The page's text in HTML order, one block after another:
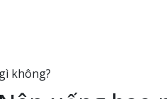
không?